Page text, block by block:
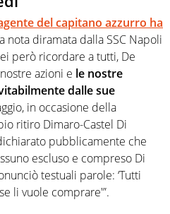
del capitano azzurro ha
nota diramata dalla SSC Napoli
però ricordare a tutti, De
azioni e le nostre
dalle sue
in occasione della
ritiro Dimaro-Castel Di
pubblicamente che
escluso e compreso Di
testuali parole: ‘Tutti
li vuole comprare'”.